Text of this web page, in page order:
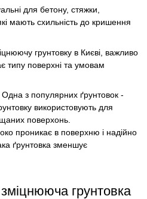
для бетону, стяжки,
мають схильність до кришення
грунтовку в Києві, важливо
типу поверхні та умовам
Одна з популярних ґрунтовок -
використовують для
поверхонь.
проникає в поверхню і надійно
ґрунтовка зменшує
грунтовка